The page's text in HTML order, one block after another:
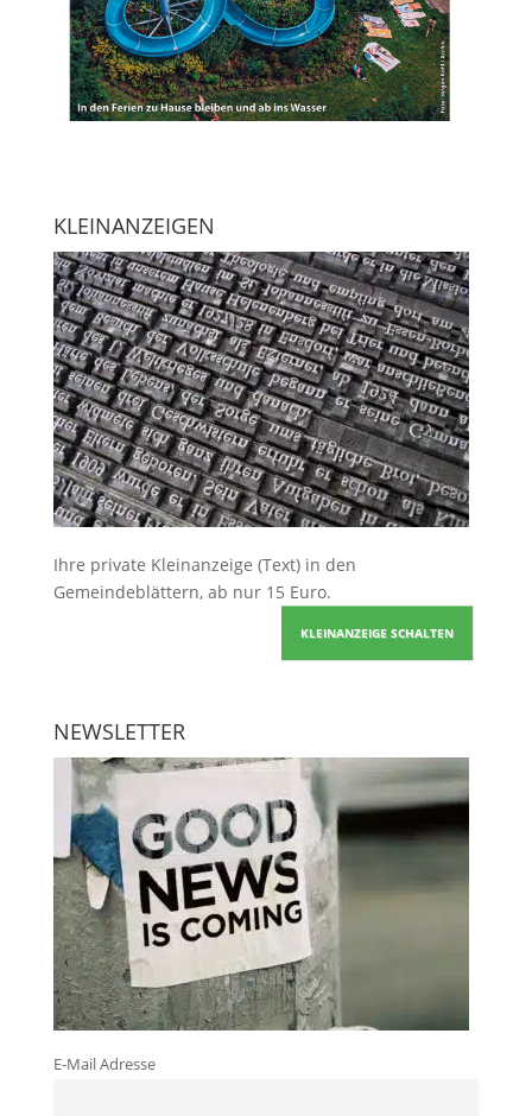
KLEINANZEIGEN
Ihre private Kleinanzeige (Text) in den
Gemeindeblättern, ab nur 15 Euro.
KLEINANZEIGE SCHALTEN
NEWSLETTER
E-Mail Adresse